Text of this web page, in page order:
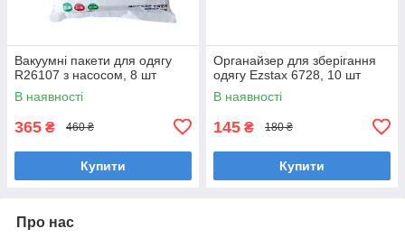
Вакуумні пакети для одягу
R26107 з насосом, 8 шт
В наявності
365 ₴ 460 ₴
Купити
Органайзер для зберігання
одягу Ezstax 6728, 10 шт
В наявності
145 ₴ 180 ₴
Купити
Про нас